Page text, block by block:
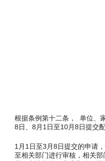
根据条例第十二条， 单位、
8日、8月1日至10月8日提交
1月1日至3月8日提交的申请
至相关部门进行审核，相关